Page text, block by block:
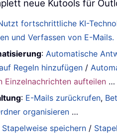
neue Kutools für
fortschrittliche KI-
und Verfassen von E-Mails.
: Automatische
Regeln hinzufügen /
Einzelnachrichten aufteilen …
: E-Mails zurückrufen,
organisieren …
Stapelweise speichern /